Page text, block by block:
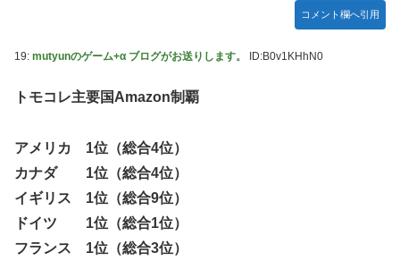
コメント欄へ引用
19: mutyunのゲーム+α ブログがお送りします。 ID:B0v1KHhN0
トモコレ主要国Amazon制覇
アメリカ 1位（総合4位）
カナダ 1位（総合4位）
イギリス 1位（総合9位）
ドイツ 1位（総合1位）
フランス 1位（総合3位）